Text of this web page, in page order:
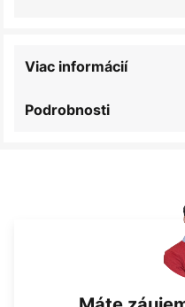
Podrobnosti
Viac informácií